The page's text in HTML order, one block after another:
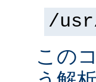
/
この